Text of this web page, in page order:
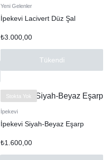
Yeni Gelenler
İpekevi Lacivert Düz Şal
₺3.000,00
Tükendi
Stokta Yok
İpekevi
İpekevi Siyah-Beyaz Eşarp
₺1.600,00